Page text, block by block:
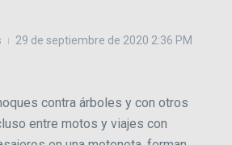
29 de septiembre de 2020 2:36 PM
contra árboles y con otros
entre motos y viajes con